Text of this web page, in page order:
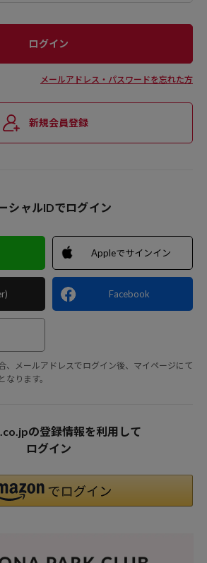
メールアドレス・パスワードを忘れた方
新規会員登録
シャルIDでログイン
Appleでサインイン
Facebook
、メールアドレスでログイン後、マイページにて
ります。
の登録情報を利用して
ログイン